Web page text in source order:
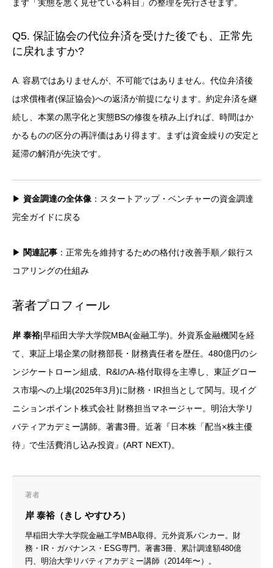
まず「実態を悪く見せている科目」の整理を先行させます。
Q5. 保証協会の代位弁済を受けた後でも、正常先
に戻れますか?
A. 容易ではありませんが、不可能ではありません。代位弁済後
は求償権者(保証協会)への返済が前提になります。約定弁済を継
続し、本業の黒字化と実態BSの修復を積み上げれば、時間はか
かるものの区分の再評価はあり得ます。まずは資金繰りの安定と
延滞の解消が先決です。
▶ 資金調達の全体像 ： スタートアップ・ベンチャーの資金調達
完全ガイドに戻る
▶ 関連記事 ： 正常先を維持するための格付け改善手順／銀行ス
コアリングの仕組み
著者プロフィール
岸 泰裕|早稲田大学大学院MBA(金融工学)。外資系金融機関を経
て、東証上場企業の財務部長・財務責任者を歴任。480億円のシ
ンジケートローン組成、R&IのA-格付取得を主導し、東証グロー
ス市場への上場(2025年3月)に財務・IR担当として関与。現イグ
ニションポイント株式会社 財務担当マネージャー。明治大学リ
バティアカデミー講師。著書3冊。近著『日本株「配当×株主優
待」で生活費消し込み投資』(ART NEXT)。
著者
岸 泰裕（きし やすひろ）
早稲田大学大学院金融工学MBA取得。元外資系バンカー。財
務・IR・ガバナンス・ESG専門。著書3冊、累計調達額480億
円、明治大学リバティアカデミー講師（2014年〜）。